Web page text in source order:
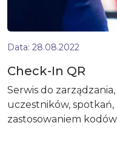
Data: 28.08.2022
Check-In QR
Serwis do
uczestników,
zastosowaniem